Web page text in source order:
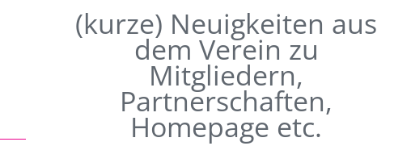
(kurze) Neuigkeiten aus
dem Verein zu
Mitgliedern,
Partnerschaften,
Homepage etc.